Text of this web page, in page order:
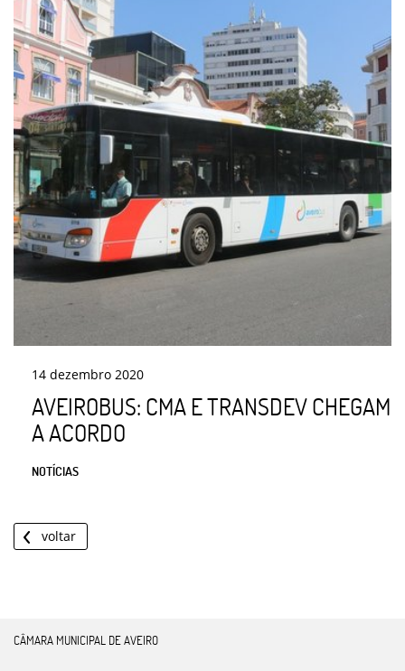
14 dezembro 2020
AVEIROBUS: CMA E TRANSDEV CHEGAM
A ACORDO
NOTÍCIAS
voltar
CÂMARA MUNICIPAL DE AVEIRO